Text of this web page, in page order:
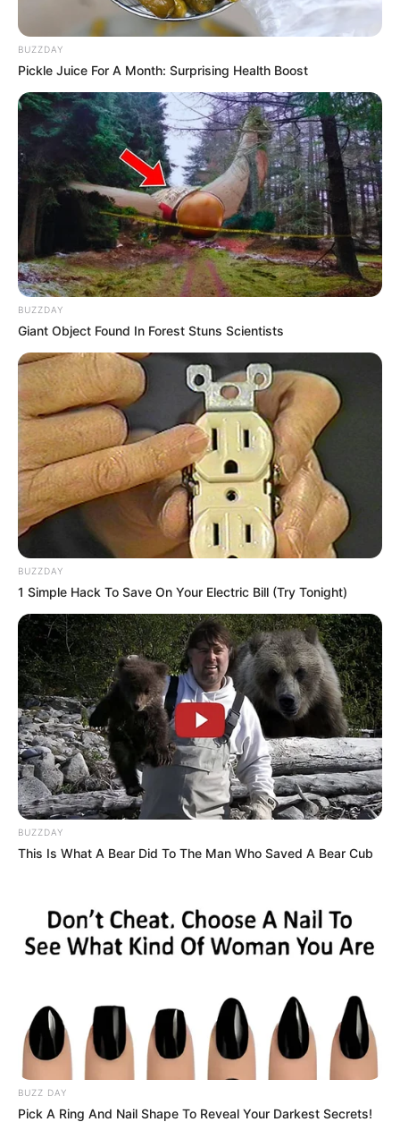
ΤΑΥΤΟΤΗΤΑ ΚΑΙ ΕΠΙΚΟΙΝΩΝΙΑ ΟΡΟΙ ΧΡΗΣΗΣ
BUZZDAY
Pickle Juice For A Month: Surprising Health Boost
BUZZDAY
Giant Object Found In Forest Stuns Scientists
BUZZDAY
1 Simple Hack To Save On Your Electric Bill (Try Tonight)
BUZZDAY
This Is What A Bear Did To The Man Who Saved A Bear Cub
BUZZ DAY
Pick A Ring And Nail Shape To Reveal Your Darkest Secrets!